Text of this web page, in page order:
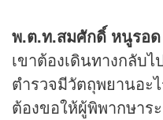
พ.ต.ท.สมศักดิ์ หนูรอด
เขาต้องเดินทางกลับไ
ตำรวจมีวัตถุพยานอะ
ต้องขอให้ผู้พิพากษาร